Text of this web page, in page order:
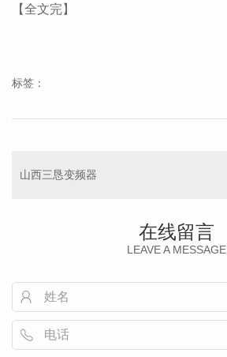
【全文完】
标签：
山西三恳变频器
在线留言
LEAVE A MESSAGE